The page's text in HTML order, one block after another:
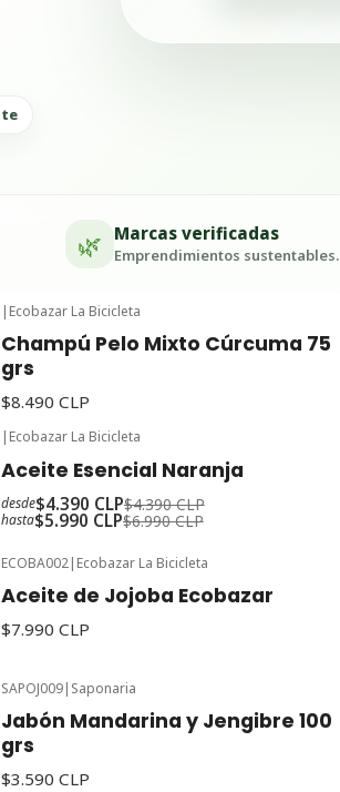
🌿 Marcas verificadas
Emprendimientos sustentables.
| Ecobazar La Bicicleta
Champú Pelo Mixto Cúrcuma 75
grs
$8.490 CLP
| Ecobazar La Bicicleta
Aceite Esencial Naranja
desde$4.390 CLP$4.390 CLP
hasta$5.990 CLP$6.990 CLP
ECOBA002| Ecobazar La Bicicleta
Aceite de Jojoba Ecobazar
$7.990 CLP
SAPOJ009| Saponaria
Jabón Mandarina y Jengibre 100
grs
$3.590 CLP